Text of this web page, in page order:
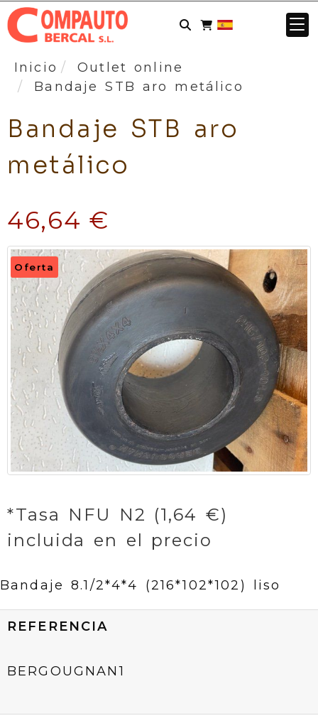
Inicio
Outlet online
Bandaje STB aro metálico
Bandaje STB aro
metálico
46,64 €
Oferta
*Tasa NFU N2 (1,64 €)
incluida en el precio
Bandaje 8.1/2*4*4 (216*102*102) liso
REFERENCIA
BERGOUGNAN1